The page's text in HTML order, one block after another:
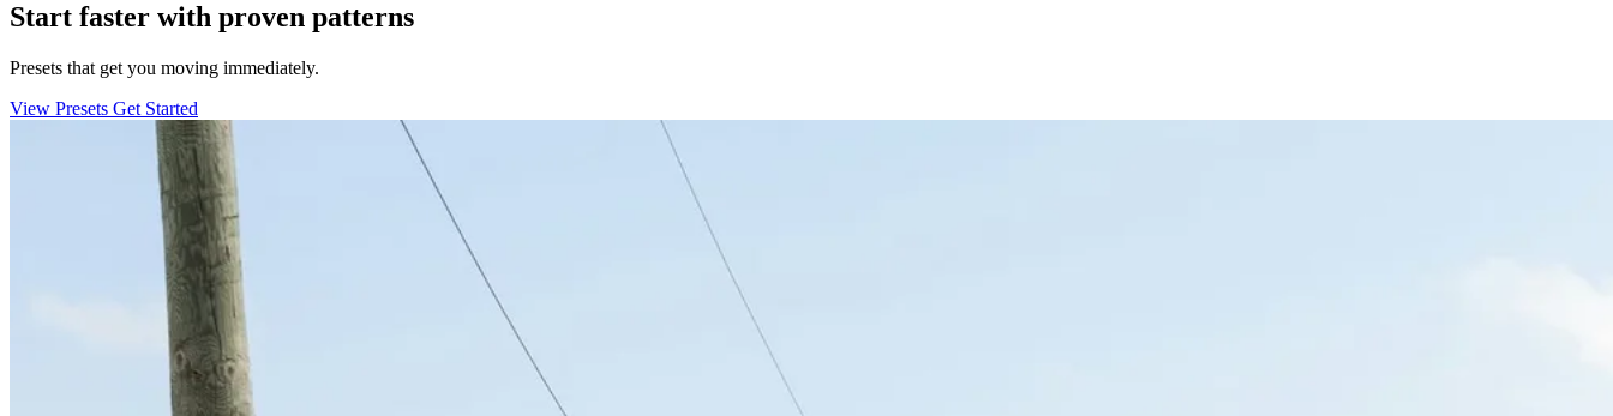
Start faster with proven patterns
Presets that get you moving immediately.
View Presets Get Started